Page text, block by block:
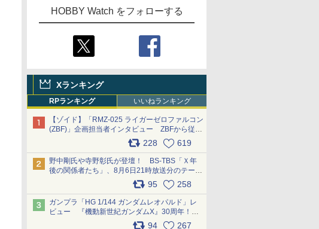
HOBBY Watch をフォローする
Xランキング
RPランキング いいねランキング
【ゾイド】「RMZ-025 ライガーゼロファルコン
(ZBF)」企画担当者インタビュー ZBFから従来
デザインまで再現可能なボリューム満点のキッ
ト pic.x.com/6zOqQAQKkX
228 619
野中剛氏や寺野彰氏が登壇！ BS-TBS「Ｘ年
後の関係者たち」、8月6日21時放送分のテーマ
は「超合金」！ pic.x.com/uWyt1uyuFm
95 258
ガンプラ「HG 1/144 ガンダムレオパルド」レ
ビュー 『機動新世紀ガンダムX』30周年！イ
ンナーアームガトリングの変形機構まで再現し
94 267